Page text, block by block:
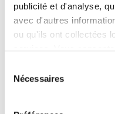
publicité et d'analyse,
avec d'autres
ou qu'ils ont collectées
Nécessaires